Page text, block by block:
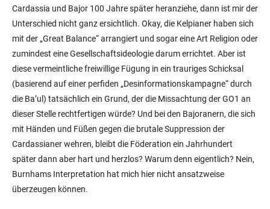
Cardassia und Bajor 100 Jahre später heranziehe, dann ist mir der
Unterschied nicht ganz ersichtlich. Okay, die Kelpianer haben sich
mit der „Great Balance“ arrangiert und sogar eine Art Religion oder
zumindest eine Gesellschaftsideologie darum errichtet. Aber ist
diese vermeintliche freiwillige Fügung in ein trauriges Schicksal
(basierend auf einer perfiden „Desinformationskampagne“ durch
die Ba’ul) tatsächlich ein Grund, der die Missachtung der GO1 an
dieser Stelle rechtfertigen würde? Und bei den Bajoranern, die sich
mit Händen und Füßen gegen die brutale Suppression der
Cardassianer wehren, bleibt die Föderation ein Jahrhundert
später dann aber hart und herzlos? Warum denn eigentlich? Nein,
Burnhams Interpretation hat mich hier nicht ansatzweise
überzeugen können.